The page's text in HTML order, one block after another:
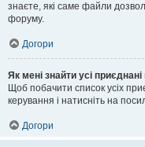
знаєте, які саме файли
форуму.
Догори
Як мені знайти усі
Щоб побачити список усіх
керування і натисніть на
Догори